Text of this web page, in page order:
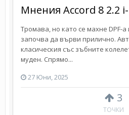
3
ТОЧКИ
Мнения Accord 8 2.2 i-
Тромава, но като се махне DPF-a
започва да върви прилично.
класическия със зъбните
муден. Спрямо...
27 Юни, 2025